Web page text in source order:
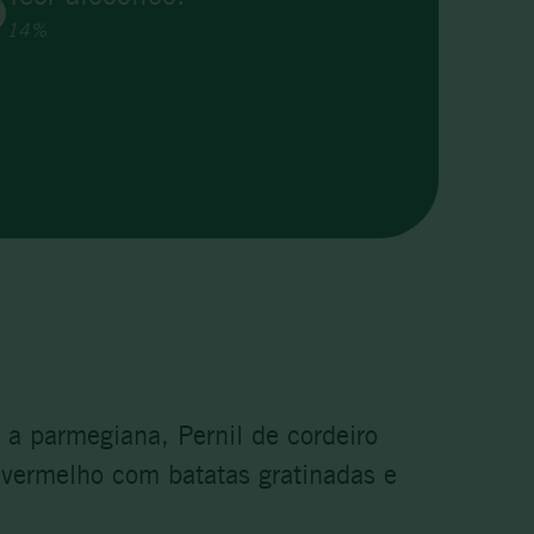
14%
parmegiana, Pernil de cordeiro
com batatas gratinadas e